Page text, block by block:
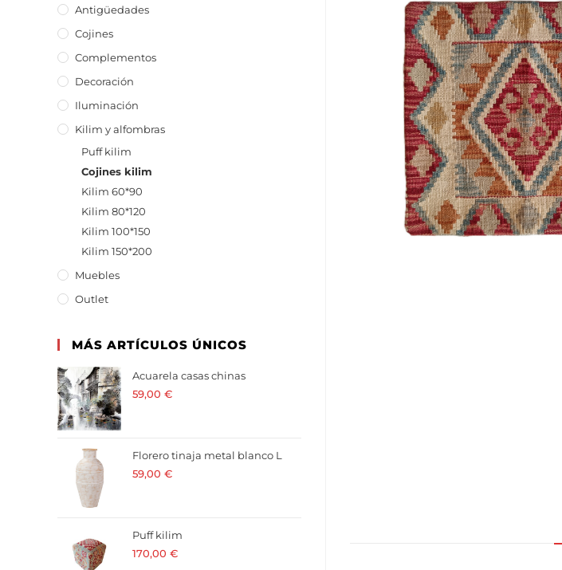
Antigüedades
Cojines
Complementos
Decoración
Iluminación
Kilim y alfombras
Puff kilim
Cojines kilim
Kilim 60*90
Kilim 80*120
Kilim 100*150
Kilim 150*200
Muebles
Outlet
MÁS ARTÍCULOS ÚNICOS
Acuarela casas chinas
59,00 €
Florero tinaja metal blanco L
59,00 €
Puff kilim
170,00 €